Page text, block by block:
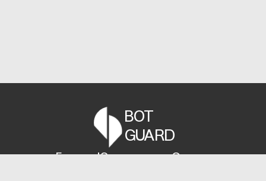
BOT
GUARD
ГлавнаяЮзер-агентыСтатьи